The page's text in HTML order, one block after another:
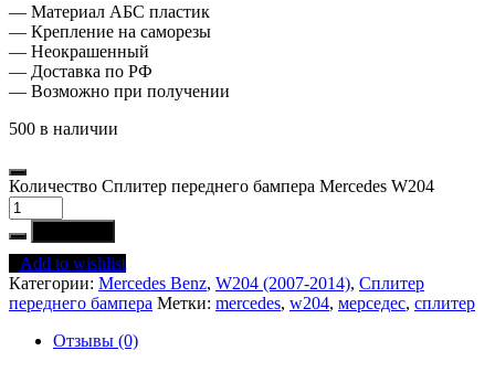
— Материал АБС пластик
— Крепление на саморезы
— Неокрашенный
— Доставка по РФ
— Возможно при получении
500 в наличии
Количество Сплитер переднего бампера Mercedes W204
Add to wishlist
Категории: Mercedes Benz, W204 (2007-2014), Сплитер
переднего бампера Метки: mercedes, w204, мерседес, сплитер
Отзывы (0)